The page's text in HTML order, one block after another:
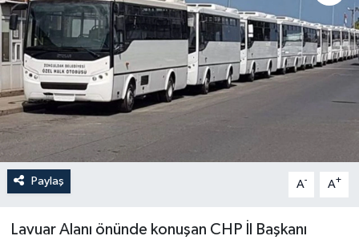
Paylaş A- A+
Lavuar Alanı önünde konuşan CHP İl Başkanı
Özel
Mesaj
Dergim
Ulusal